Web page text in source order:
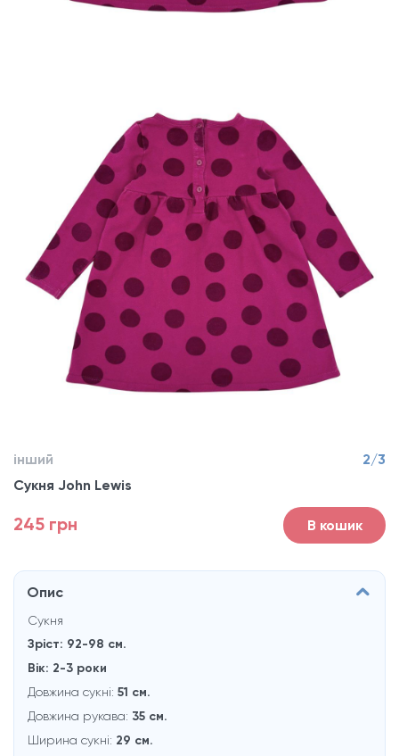
інший
2/3
Сукня John Lewis
245 грн В кошик
Опис
Сукня
Зріст: 92-98 см.
Вік: 2-3 роки
Довжина сукні: 51 см.
Довжина рукава: 35 см.
Ширина сукні: 29 см.